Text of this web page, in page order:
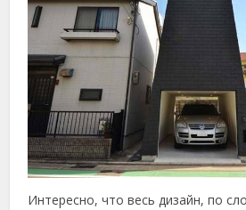
Интересно, что весь дизайн, по